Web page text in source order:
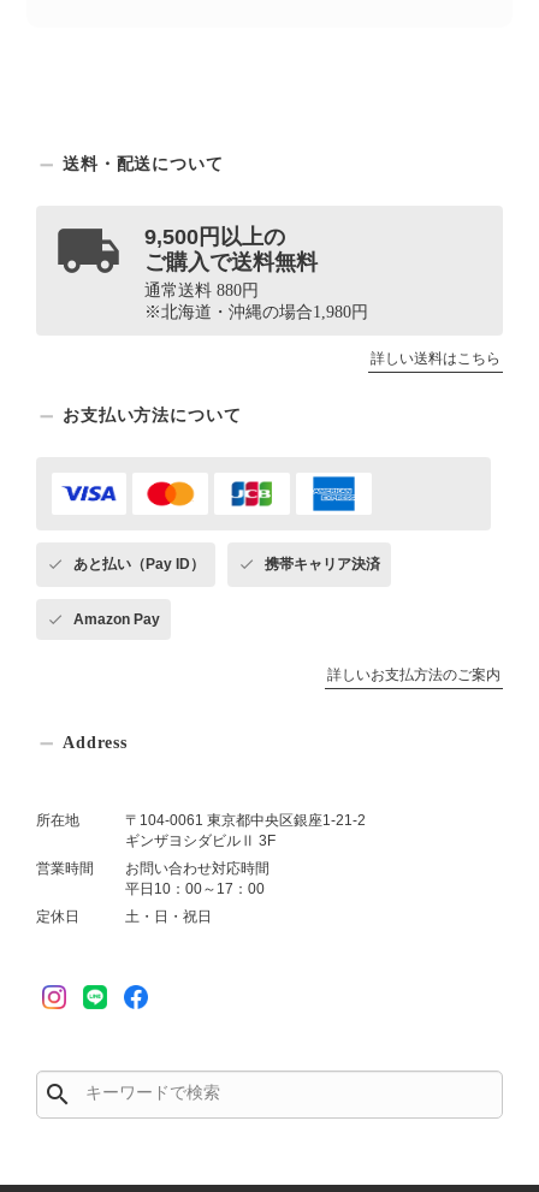
送料・配送について
9,500円以上の
ご購入で送料無料
通常送料 880円
※北海道・沖縄の場合1,980円
詳しい送料はこちら
お支払い方法について
あと払い（Pay ID） 携帯キャリア決済
Amazon Pay
詳しいお支払方法のご案内
Address
所在地
〒104-0061 東京都中央区銀座1-21-2
ギンザヨシダビルⅡ 3F
営業時間
お問い合わせ対応時間
平日10：00～17：00
定休日
土・日・祝日
search